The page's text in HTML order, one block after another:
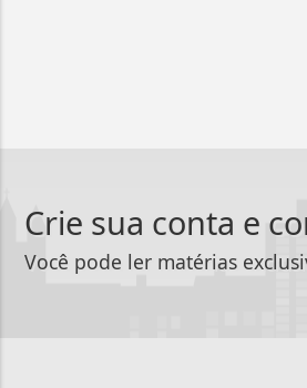
Crie sua conta e
Você pode ler matérias